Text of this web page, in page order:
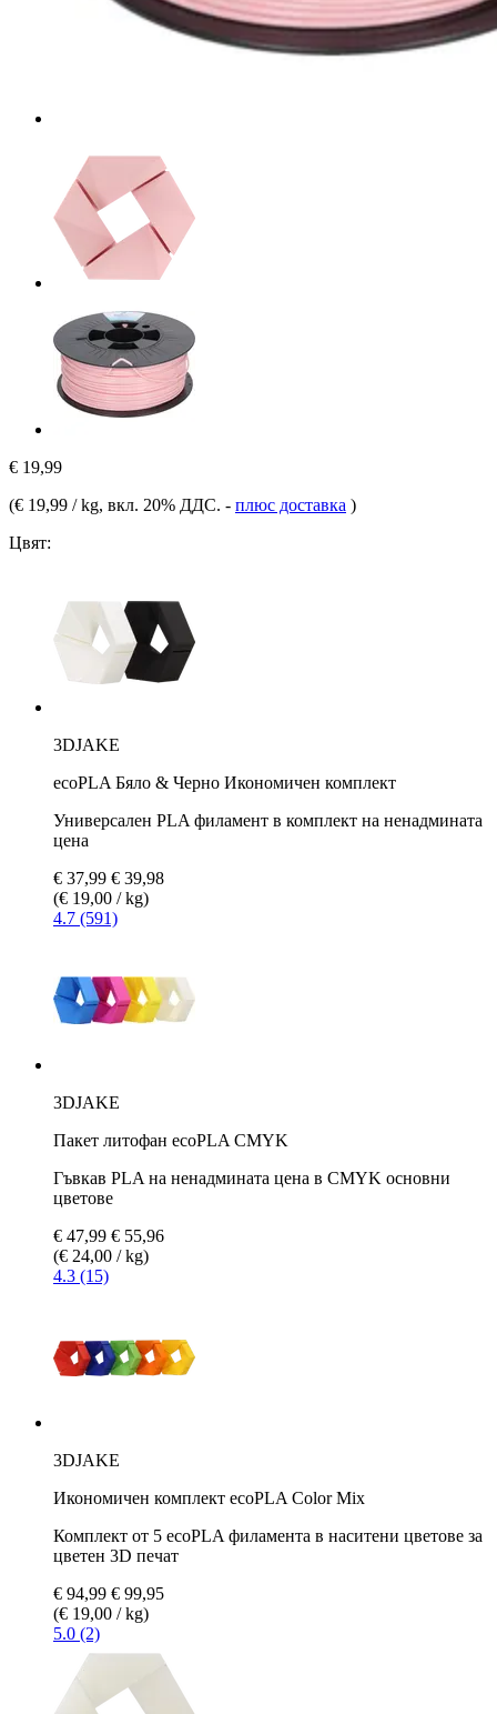
€ 19,99
(€ 19,99 / kg, вкл. 20% ДДС. - плюс доставка )
Цвят:
3DJAKE
ecoPLA Бяло & Черно Икономичен комплект
Универсален PLA филамент в комплект на ненадмината
цена
€ 37,99 € 39,98
(€ 19,00 / kg)
4.7 (591)
3DJAKE
Пакет литофан ecoPLA CMYK
Гъвкав PLA на ненадмината цена в CMYK основни
цветове
€ 47,99 € 55,96
(€ 24,00 / kg)
4.3 (15)
3DJAKE
Икономичен комплект ecoPLA Color Mix
Комплект от 5 ecoPLA филамента в наситени цветове за
цветен 3D печат
€ 94,99 € 99,95
(€ 19,00 / kg)
5.0 (2)